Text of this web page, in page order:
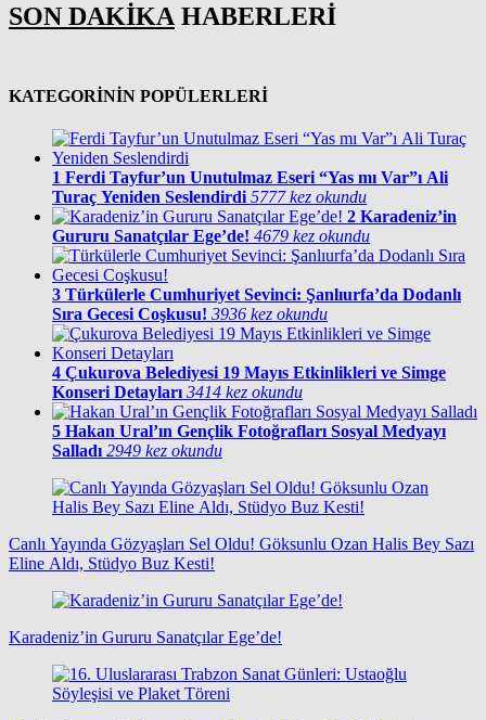
SON DAKİKA HABERLERİ
KATEGORİNİN POPÜLERLERİ
1 Ferdi Tayfur’un Unutulmaz Eseri “Yas mı Var”ı Ali
Turaç Yeniden Seslendirdi 5777 kez okundu
2 Karadeniz’in
Gururu Sanatçılar Ege’de! 4679 kez okundu
3 Türkülerle Cumhuriyet Sevinci: Şanlıurfa’da Dodanlı
Sıra Gecesi Coşkusu! 3936 kez okundu
4 Çukurova Belediyesi 19 Mayıs Etkinlikleri ve Simge
Konseri Detayları 3414 kez okundu
5 Hakan Ural’ın Gençlik Fotoğrafları Sosyal Medyayı
Salladı 2949 kez okundu
Canlı Yayında Gözyaşları Sel Oldu! Göksunlu Ozan Halis Bey Sazı
Eline Aldı, Stüdyo Buz Kesti!
Karadeniz’in Gururu Sanatçılar Ege’de!